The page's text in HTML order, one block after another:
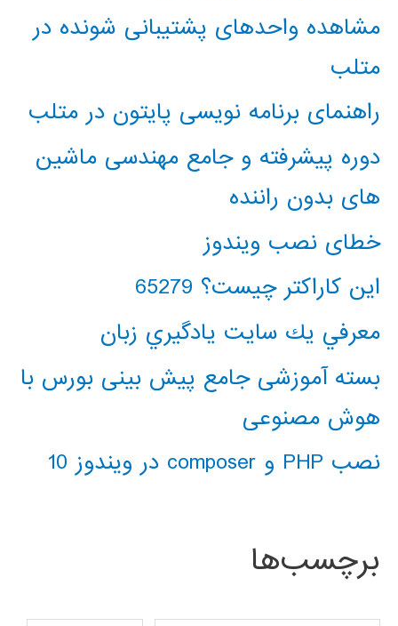
مشاهده واحدهای پشتیبانی شونده در
متلب
راهنمای برنامه نویسی پایتون در متلب
دوره پیشرفته و جامع مهندسی ماشین
های بدون راننده
خطای نصب ویندوز
این کاراکتر چیست؟ 65279
معرفي يك سايت يادگيري زبان
بسته آموزشی جامع پیش بینی بورس با
هوش مصنوعی
نصب PHP و composer در ویندوز 10
برچسب‌ها